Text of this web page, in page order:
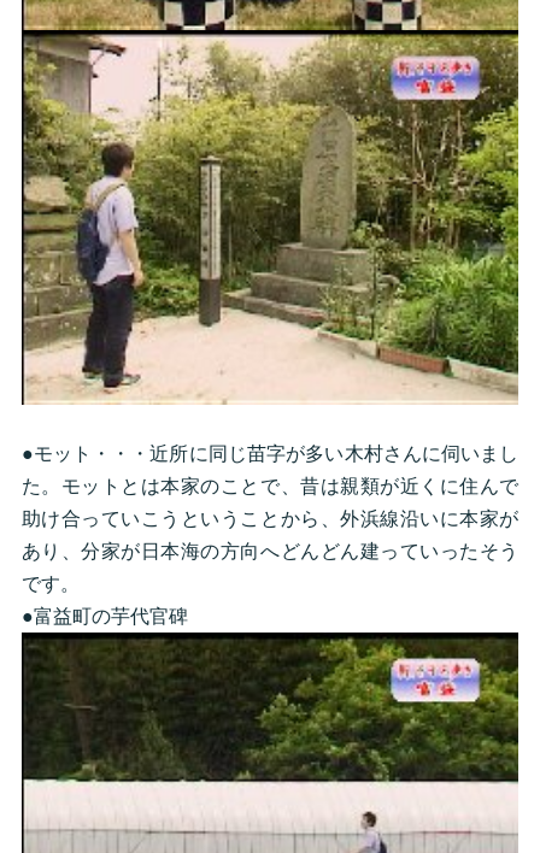
●モット・・・近所に同じ苗字が多い木村さんに伺いまし
た。モットとは本家のことで、昔は親類が近くに住んで
助け合っていこうということから、外浜線沿いに本家が
あり、分家が日本海の方向へどんどん建っていったそう
です。
●富益町の芋代官碑